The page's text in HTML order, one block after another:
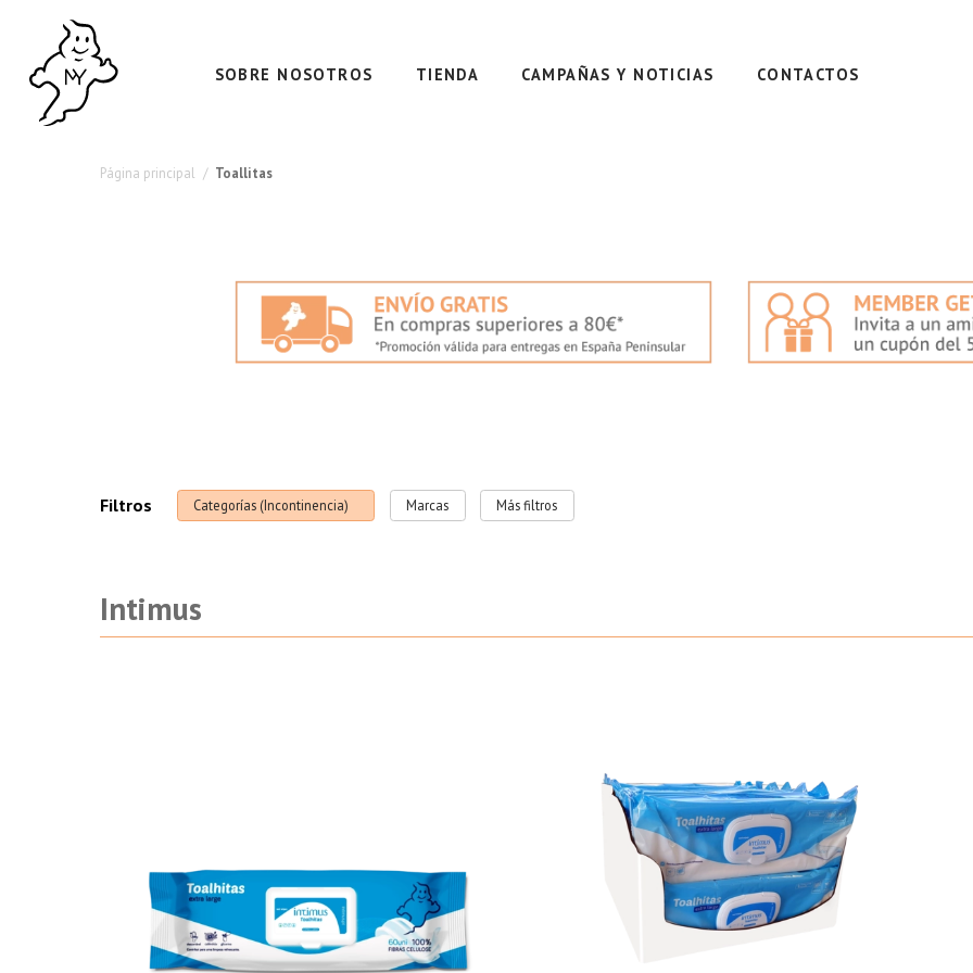
SOBRE NOSOTROS TIENDA CAMPAÑAS Y NOTICIAS CONTACTOS
Página principal Toallitas
Filtros Categorías (Incontinencia) Marcas Más filtros
Intimus
Toallitas
para
incontinencia